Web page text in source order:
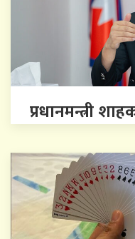
प्रधानमन्त्री